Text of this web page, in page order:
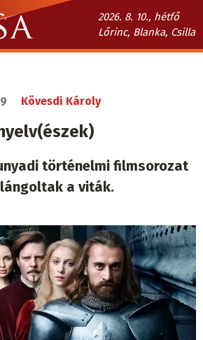
2026. 8. 10., hétfő
Lőrinc, Blanka, Csilla
Kövesdi Károly
történelmi filmsorozat
a viták.